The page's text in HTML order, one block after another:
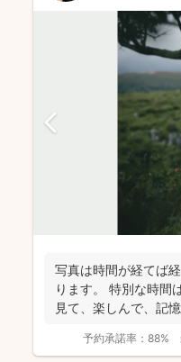
写真は時間が経てば
ります。 特別な時間
見て、楽しんで、記
予約承諾率： 88%